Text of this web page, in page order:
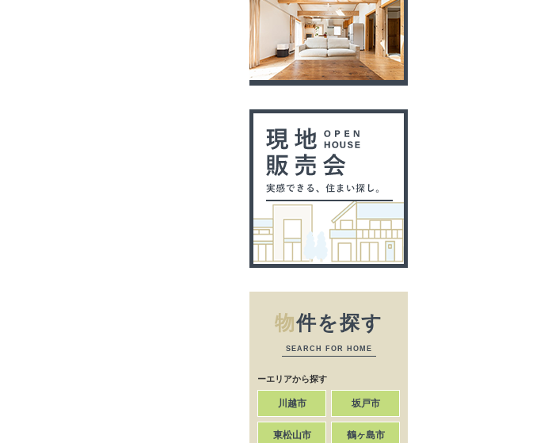
物件を探す
SEARCH FOR HOME
ーエリアから探す
川越市 坂戸市
東松山市 鶴ヶ島市